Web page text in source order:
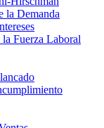
la Demanda
Fuerza Laboral